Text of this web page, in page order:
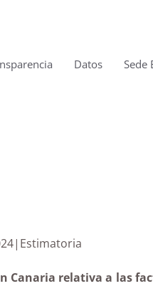
Datos Sede
a 2024|Estimatoria
Canaria relativa a las